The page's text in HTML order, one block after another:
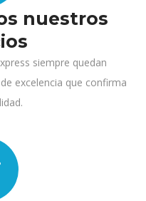
nuestros
siempre quedan
excelencia que confirma